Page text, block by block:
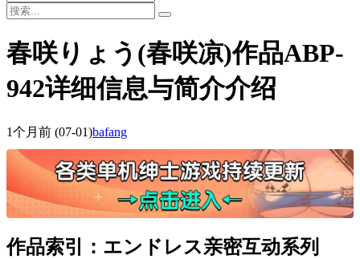
春咲りょう(春咲凉)作品ABP-
942详细信息与简介介绍
1个月前 (07-01)bafang
作品索引：エンドレス亲密互动系列